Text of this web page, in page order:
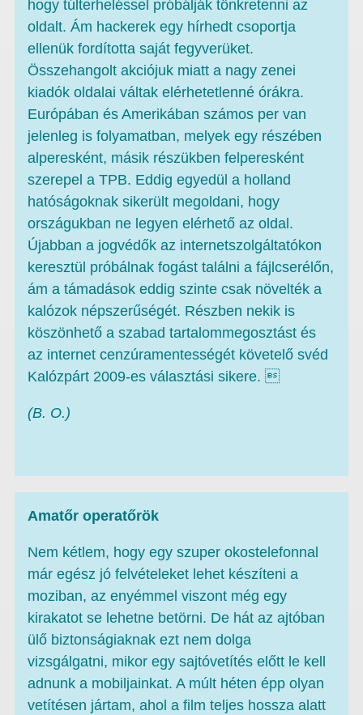
hogy túlterheléssel próbálják tönkretenni az
oldalt. Ám hackerek egy hírhedt csoportja
ellenük fordította saját fegyverüket.
Összehangolt akciójuk miatt a nagy zenei
kiadók oldalai váltak elérhetetlenné órákra.
Európában és Amerikában számos per van
jelenleg is folyamatban, melyek egy részében
alperesként, másik részükben felperesként
szerepel a TPB. Eddig egyedül a holland
hatóságoknak sikerült megoldani, hogy
országukban ne legyen elérhető az oldal.
Újabban a jogvédők az internetszolgáltatókon
keresztül próbálnak fogást találni a fájlcserélőn,
ám a támadások eddig szinte csak növelték a
kalózok népszerűségét. Részben nekik is
köszönhető a szabad tartalommegosztást és
az internet cenzúramentességét követelő svéd
Kalózpárt 2009-es választási sikere. 
(B. O.)
Amatőr operatőrök
Nem kétlem, hogy egy szuper okos­te­le­fonnal
már egész jó felvételeket lehet készíteni a
moziban, az enyémmel vi­­szont még egy
kirakatot se lehetne betörni. De hát az ajtóban
ülő biztonságiaknak ezt nem dolga
vizsgálgatni, mikor egy sajtóvetítés előtt le kell
adnunk a mobiljainkat. A múlt héten épp olyan
vetítésen jártam, ahol a film teljes hossza alatt